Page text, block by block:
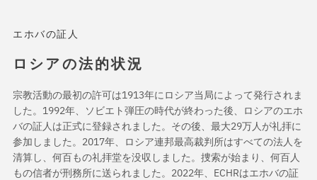
エホバの証人
ロシアの法的状況
宗教活動の最初の許可は1913年にロシア当局によって発行されま
した。1992年、ソビエト弾圧の時代が終わった後、ロシアのエホ
バの証人は正式に登録されました。その後、最大29万人が礼拝に
参加しました。2017年、ロシア連邦最高裁判所はすべての法人を
清算し、何百もの礼拝堂を没収しました。捜索が始まり、何百人
もの信者が刑務所に送られました。2022年、ECHRはエホバの証